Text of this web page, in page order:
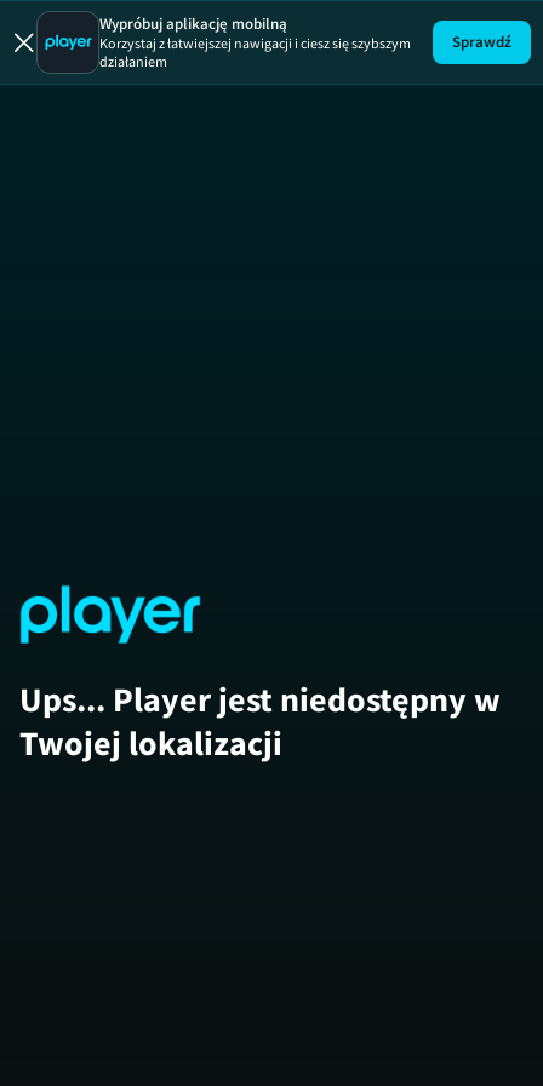
Wypróbuj aplikację mobilną
Korzystaj z łatwiejszej nawigacji i ciesz się szybszym
działaniem
Sprawdź
Ups... Player jest niedostępny w
Twojej lokalizacji